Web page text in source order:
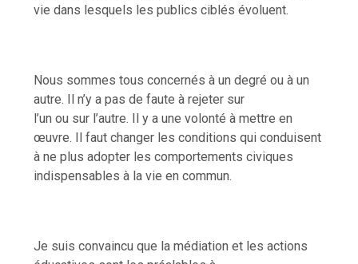
vie dans lesquels les publics ciblés évoluent.
Nous sommes tous concernés à un degré ou à un
autre. Il n’y a pas de faute à rejeter sur
l’un ou sur l’autre. Il y a une volonté à mettre en
œuvre. Il faut changer les conditions qui conduisent
à ne plus adopter les comportements civiques
indispensables à la vie en commun.
Je suis convaincu que la médiation et les actions